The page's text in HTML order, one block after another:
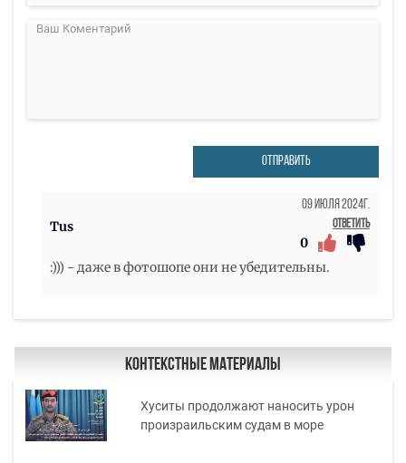
ОТПРАВИТЬ
Tus
09 Июля 2024г.
Ответить
0
:))) - даже в фотошопе они не убедительны.
Контекстные материалы
Хуситы продолжают наносить урон
произраильским судам в море